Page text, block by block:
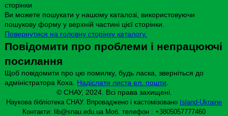
сторінки
Ви можете пошукати у нашому каталозі, використовуючи
пошукову форму у верхній частині цієї сторінки.
Повернутися на головну сторінку каталогу.
Повідомити про проблеми і непрацюючі
посилання
Щоб повідомити про цю помилку, будь ласка, зверніться до
адміністратора Коха. Надіслати листа ел. пошти
© СНАУ, 2024. Всі права захищені.
Наукова бібліотека СНАУ. Впроваджено і кастомізовано Island-Ukraine
Контакти: lib@snau.edu.ua Моб. телефон : +3805057777460